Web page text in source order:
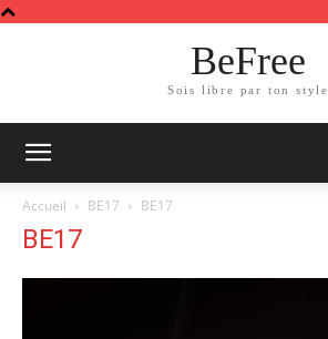
BeFree
Sois libre par ton style
Accueil BE17 BE17
BE17